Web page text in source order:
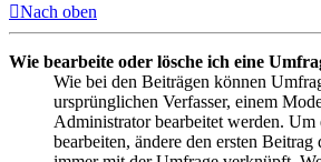
Nach oben
Wie bearbeite oder lösche ich eine
Wie bei den Beiträgen können
ursprünglichen Verfasser, einem
Administrator bearbeitet werden. Um
bearbeiten, ändere den ersten Beitrag